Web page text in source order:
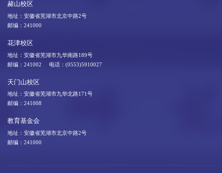
赭山校区
地址：安徽省芜湖市北京中路2号
邮编：241000
花津校区
地址：安徽省芜湖市九华南路189号
邮编：241002 电话：(0553)5910027
天门山校区
地址：安徽省芜湖市九华北路171号
邮编：241008
教育基金会
地址：安徽省芜湖市北京中路2号
邮编：241000